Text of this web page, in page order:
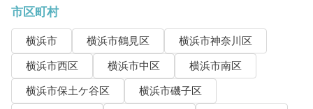
市区町村
横浜市 横浜市鶴見区
横浜市神奈川区
横浜市西区
横浜市中区
横浜市南区
横浜市保土ケ谷区
横浜市磯子区